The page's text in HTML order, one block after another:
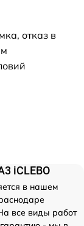
отказ в
iCLEBO
в нашем
все виды работ